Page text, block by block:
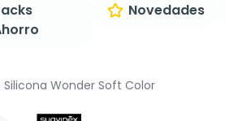
Novedades
Silicona Wonder Soft Color